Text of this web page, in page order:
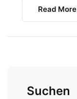
Read More
Suchen